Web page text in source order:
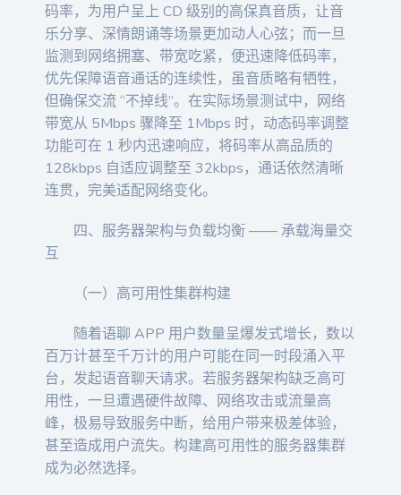
码率，为用户呈上 CD 级别的高保真音质，让音
乐分享、深情朗诵等场景更加动人心弦；而一旦
监测到网络拥塞、带宽吃紧，便迅速降低码率，
优先保障语音通话的连续性，虽音质略有牺牲，
但确保交流 “不掉线”。在实际场景测试中，网络
带宽从 5Mbps 骤降至 1Mbps 时，动态码率调整
功能可在 1 秒内迅速响应，将码率从高品质的
128kbps 自适应调整至 32kbps，通话依然清晰
连贯，完美适配网络变化。
四、服务器架构与负载均衡 —— 承载海量交
互
（一）高可用性集群构建
随着语聊 APP 用户数量呈爆发式增长，数以
百万计甚至千万计的用户可能在同一时段涌入平
台，发起语音聊天请求。若服务器架构缺乏高可
用性，一旦遭遇硬件故障、网络攻击或流量高
峰，极易导致服务中断，给用户带来极差体验，
甚至造成用户流失。构建高可用性的服务器集群
成为必然选择。